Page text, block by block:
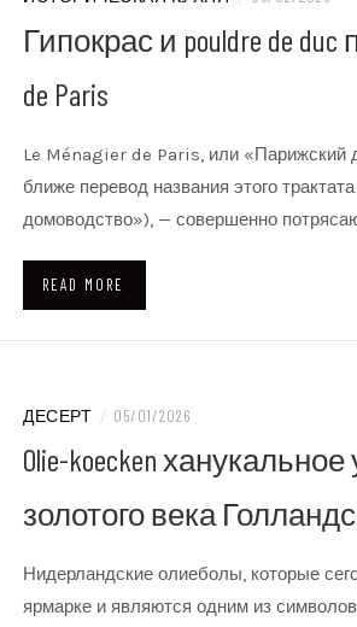
Гипокрас и pouldre de duc
de Paris
Le Ménagier de Paris, или «Парижский
ближе перевод названия этого
домоводство»), — совершенно
READ MORE
ДЕСЕРТ / 05/01/2026
Olie-koecken
золотого века
Нидерландские олиеболы, которые
ярмарке и являются одним из